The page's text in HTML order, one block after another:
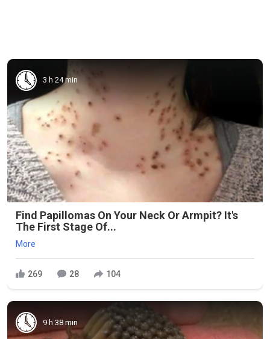
3 h 24 min
Find Papillomas On Your Neck Or Armpit? It's
The First Stage Of...
More
269 28 104
9 h 38 min